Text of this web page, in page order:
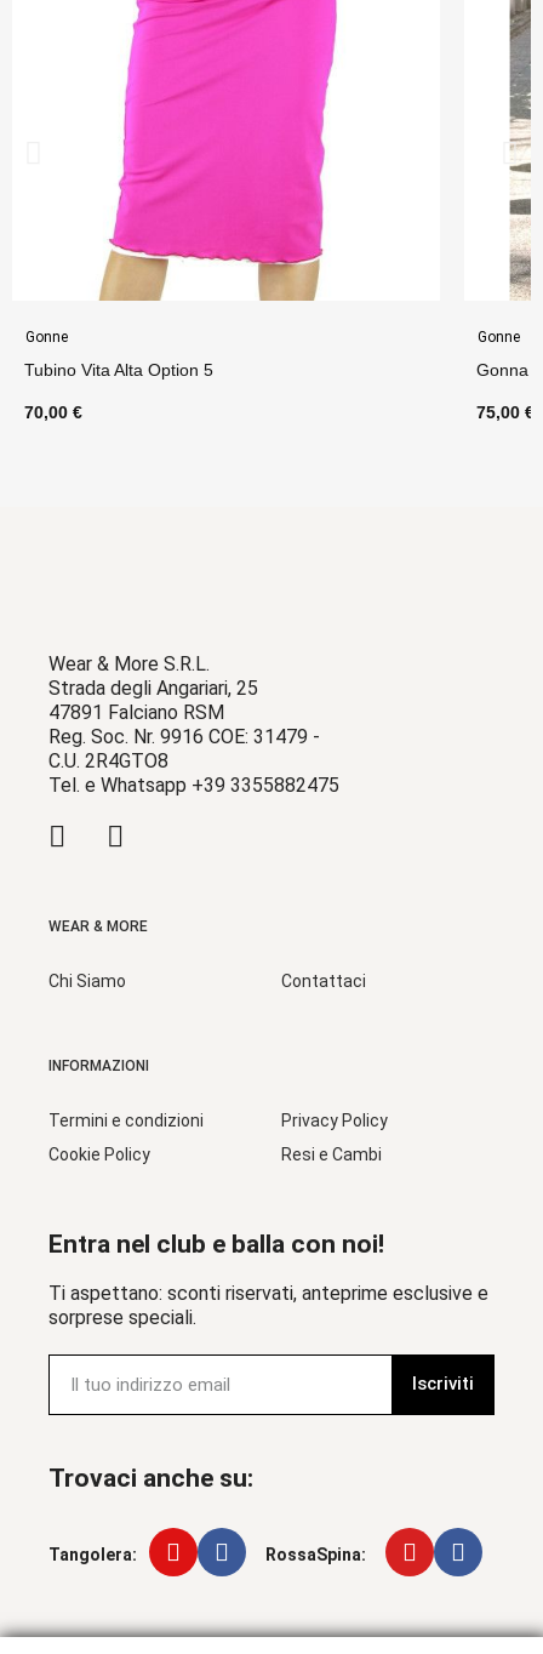
Gonne
Tubino Vita Alta Option 5
70,00 €
Gonne
Gonna
75,00 €
Wear & More S.R.L.
Strada degli Angariari, 25
47891 Falciano RSM
Reg. Soc. Nr. 9916 COE: 31479 -
C.U. 2R4GTO8
Tel. e Whatsapp +39 3355882475
WEAR & MORE
Chi Siamo Contattaci
INFORMAZIONI
Termini e condizioni
Cookie Policy
Privacy Policy
Resi e Cambi
Entra nel club e balla con noi!
Ti aspettano: sconti riservati, anteprime esclusive e
sorprese speciali.
Iscriviti
Trovaci anche su:
Tangolera: RossaSpina: